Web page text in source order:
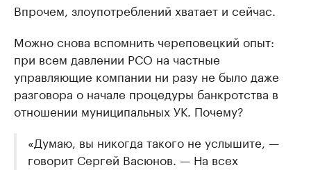
Впрочем, злоупотреблений хватает и сейчас.
Можно снова вспомнить череповецкий опыт:
при всем давлении РСО на частные
управляющие компании ни разу не было даже
разговора о начале процедуры банкротства в
отношении муниципальных УК. Почему?
«Думаю, вы никогда такого не услышите, —
говорит Сергей Васюнов. — На всех